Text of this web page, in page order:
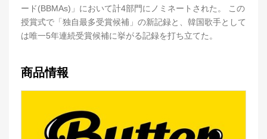
ード(BBMAs)」において計4部門にノミネートされた。 この
授賞式で「独自最多受賞候補」の新記録と、韓国歌手として
は唯一5年連続受賞候補に挙がる記録を打ち立てた。
商品情報